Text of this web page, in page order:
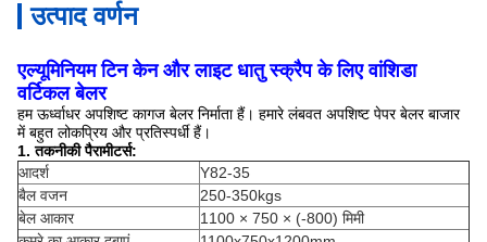
उत्पाद वर्णन
एल्यूमिनियम टिन केन और लाइट धातु स्क्रैप के लिए वांशिडा
वर्टिकल बेलर
हम ऊर्ध्वाधर अपशिष्ट कागज बेलर निर्माता हैं। हमारे लंबवत अपशिष्ट पेपर बेलर बाजार
में बहुत लोकप्रिय और प्रतिस्पर्धी हैं।
1. तकनीकी पैरामीटर्स:
आदर्श
Y82-35
बैल वजन
250-350kgs
बेल आकार
1100 × 750 × (-800) मिमी